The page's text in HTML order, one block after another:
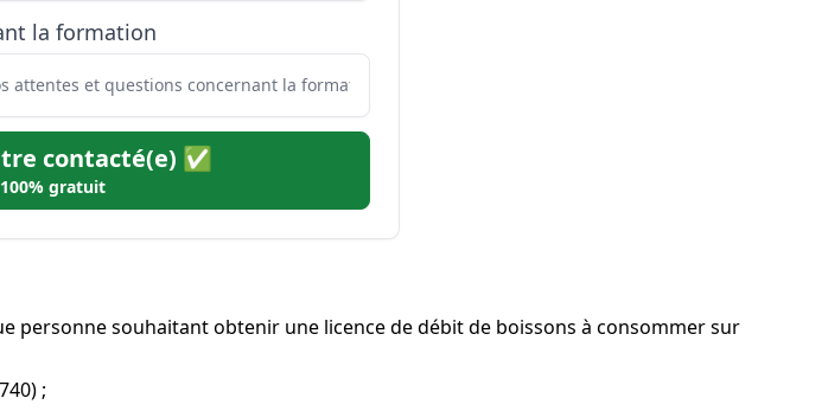
la formation
contacté(e) ✅
gratuit
personne souhaitant obtenir une licence de débit de boissons à consommer sur
;